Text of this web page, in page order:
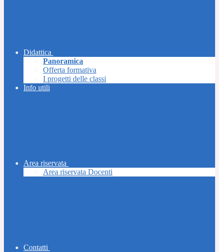
Didattica
Panoramica
Offerta formativa
I progetti delle classi
Info utili
Area riservata
Area riservata Docenti
Contatti